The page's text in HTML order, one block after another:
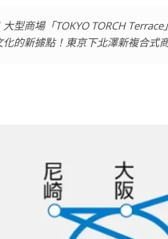
型商場「TOKYO TORCH
化的新據點！東京下北澤新複合式